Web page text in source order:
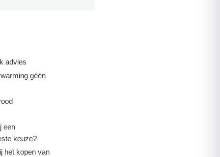
advies
géén
een
keuze?
het kopen van